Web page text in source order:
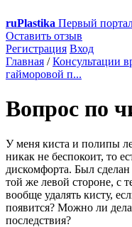
ruPlastika Первый
Оставить отзыв
Регистрация Вход
Главная /Консультации
гайморовой п...
Вопрос по
У меня киста и полипы
никак не беспокоит, то
дискомфорта. Был
той же левой стороне, с
вообще удалять кисту,
появится? Можно ли
последствия?